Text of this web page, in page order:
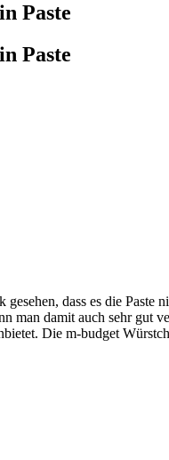
Paste
Paste
dass es die Paste
man damit auch sehr gut
Die m-budget